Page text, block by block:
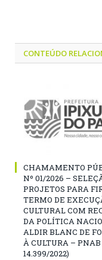
CONTEÚDO
CHAMAMENTO
Nº 01/2026 –
PROJETOS PARA
TERMO DE
CULTURAL COM
DA POLÍTICA
ALDIR BLANC DE
À CULTURA –
14.399/2022)